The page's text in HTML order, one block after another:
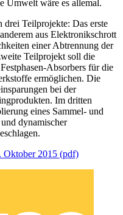
Umwelt wäre es allemal.
drei Teilprojekte: Das erste
aus Elektronikschrott
einer Abtrennung der
Teilprojekt soll die
Absorbers für die
ermöglichen. Die
bei der
Im dritten
eines Sammel- und
dynamischer
Oktober 2015 (pdf)